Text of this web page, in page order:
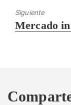
Siguiente
Entrada
Mercado